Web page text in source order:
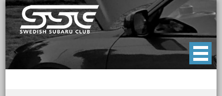
Skip
to
content
Swedish Subaru Club
För oss som älskar Subaru!